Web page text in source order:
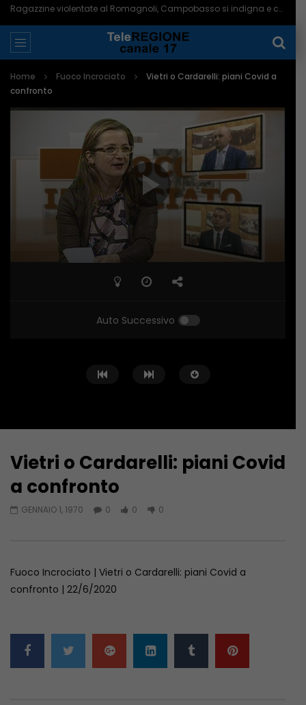
Ragazzine violentate al Romagnoli, Campobasso si indigna e chiede più controlli – 06/08/2026
Home Fuoco Incrociato
Vietri o Cardarelli: piani Covid a
confronto
Auto Successivo
Guarda Dopo
Fuoco Incrociato… in Libia
Vietri o Cardarelli: piani Covid
a confronto
GENNAIO 1, 1970 0 0 0
Fuoco Incrociato | Vietri o Cardarelli: piani Covid a
confronto | 22/6/2020